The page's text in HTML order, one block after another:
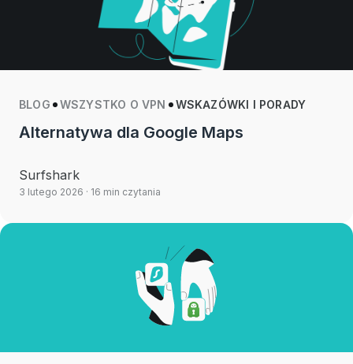
BLOG WSZYSTKO O VPN WSKAZÓWKI I PORADY
Alternatywa dla Google Maps
Surfshark
3 lutego 2026 · 16 min czytania